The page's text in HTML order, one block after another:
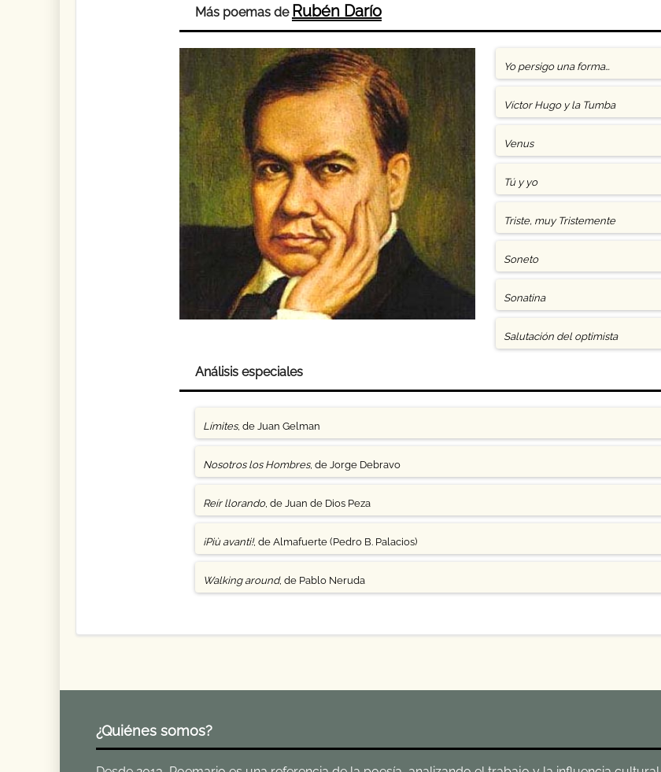
Más poemas de Rubén Darío
Yo persigo una forma…
Víctor Hugo y la Tumba
Venus
Tú y yo
Triste, muy Tristemente
Soneto
Sonatina
Salutación del optimista
Análisis especiales
Límites, de Juan Gelman
Nosotros los Hombres, de Jorge Debravo
Reír llorando, de Juan de Dios Peza
¡Più avanti!, de Almafuerte (Pedro B. Palacios)
Walking around, de Pablo Neruda
¿Quiénes somos?